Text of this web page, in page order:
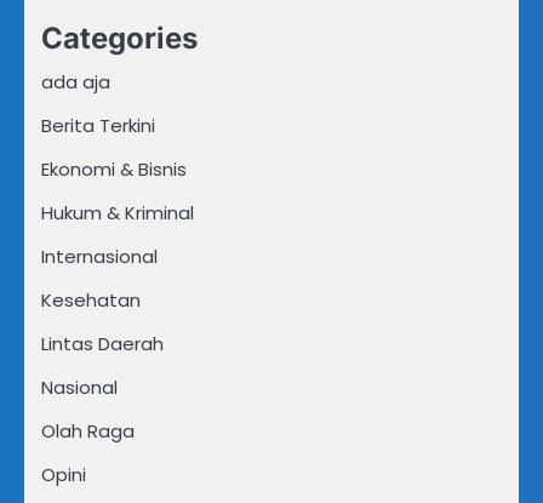
Categories
ada aja
Berita Terkini
Ekonomi & Bisnis
Hukum & Kriminal
Internasional
Kesehatan
Lintas Daerah
Nasional
Olah Raga
Opini